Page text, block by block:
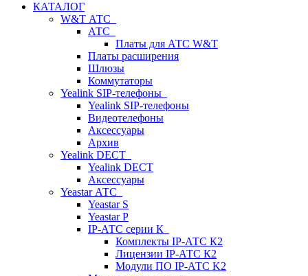
КАТАЛОГ
W&T АТС
АТС
Платы для АТС W&T
Платы расширения
Шлюзы
Коммутаторы
Yealink SIP-телефоны
Yealink SIP-телефоны
Видеотелефоны
Аксессуары
Архив
Yealink DECT
Yealink DECT
Аксессуары
Yeastar АТС
Yeastar S
Yeastar P
IP-АТС серии К
Комплекты IP-АТС К2
Лицензии IP-АТС К2
Модули ПО IP-АТС K2